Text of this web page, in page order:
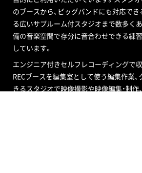
のブースから、ビッグバンドにも対応で
る広いサブルーム付スタジオまで数多く
備の音楽空間で存分に音合わせできる練
しています。
エンジニア付きセルフレコーディングで
RECブースを編集室として使う編集作業
きるスタジオで映像撮影や映像編集・制作